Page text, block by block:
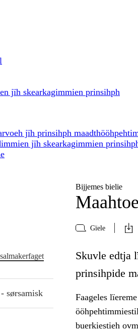
jïh skearkagimmien prinsihph
jïh prinsihph
jïh skearkagimmien
Bijjemes bielie
Gïele
sørsamisk
Skuvle edtja
prinsihpide
Faageles
buerkiestieh